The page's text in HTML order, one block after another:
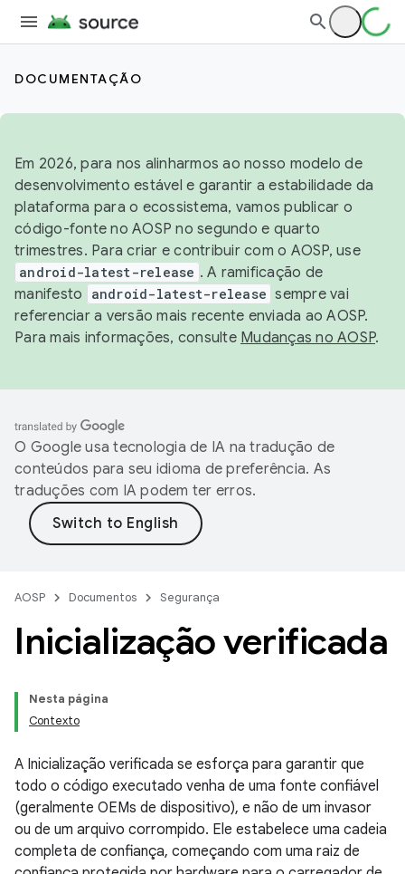
DOCUMENTAÇÃO
Em 2026, para nos alinharmos ao nosso modelo de
desenvolvimento estável e garantir a estabilidade da
plataforma para o ecossistema, vamos publicar o
código-fonte no AOSP no segundo e quarto
trimestres. Para criar e contribuir com o AOSP, use
android-latest-release . A ramificação de
manifesto
android-latest-release sempre vai
referenciar a versão mais recente enviada ao AOSP.
Para mais informações, consulte Mudanças no AOSP.
O Google usa tecnologia de IA na tradução de
conteúdos para seu idioma de preferência. As
traduções com IA podem ter erros.
AOSP Documentos Segurança
Inicialização verificada
Nesta página
Contexto
A Inicialização verificada se esforça para garantir que
todo o código executado venha de uma fonte confiável
(geralmente OEMs de dispositivo), e não de um invasor
ou de um arquivo corrompido. Ele estabelece uma cadeia
completa de confiança, começando com uma raiz de